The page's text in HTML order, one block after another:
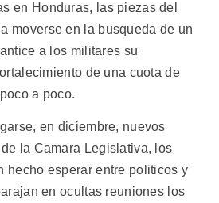
en Honduras, las piezas del
moverse en la busqueda de un
a los militares su
de una cuota de
a poco.
en diciembre, nuevos
la Camara Legislativa, los
hecho esperar entre politicos y
en ocultas reuniones los